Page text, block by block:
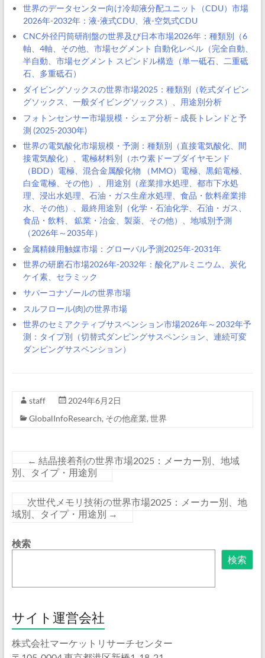
世界のデータセンター向け冷却液分配ユニット（CDU）市場
2026年-2032年：液-液式CDU、液-空気式CDU
CNC外径円筒研削盤の世界及び日本市場2026年：種類別（6
軸、4軸、その他、市場セグメント 自動化レベル（完全自動、
半自動、市場セグメント スピンドル構造（単一砥石、二重砥
石、多重砥石）
ダイビングソックスの世界市場2025：種類別（乾式ダイビン
グソックス、一般ダイビングソックス）、用途別分析
フォトンセンサー市場規模・シェア分析 – 成長トレンドと予
測 (2025-2030年)
世界の電気酸化市場規模・予測：種類別（直接電気酸化、間
接電気酸化）、電極材料別（ホウ素ドープダイヤモンド
（BDD）電極、混合金属酸化物 （MMO）電極、黒鉛電極、
白金電極、その他）、用途別（産業排水処理、都市下水処
理、浸出水処理、石油・ガス生産水処理、食品・飲料産業排
水、その他）、最終用途別（化学・石油化学、石油・ガス、
食品・飲料、 鉱業・冶金、製薬、その他）、地域別予測
（2026年～2035年）
金属精錬用触媒市場：グローバル予測2025年-2031年
世界の研磨石市場2026年-2032年：酸化アルミニウム、炭化
ケイ素、セラミック
サパーコナゾールの世界市場
スルフロール(肉)の世界市場
世界のセミアクティブサスペンション市場2026年～2032年予
測：タイプ別（切替式ダンピングサスペンション、連続可変
ダンピングサスペンション）
staff
2024年6月2日
GlobalInfoResearch, その他産業, 世界
← 結晶接着剤の世界市場2025：メーカー別、地域
別、タイプ・用途別
次世代メモリ技術の世界市場2025：メーカー別、地
域別、タイプ・用途別 →
検索
検索
サイト運営会社
株式会社マーケットリサーチセンター